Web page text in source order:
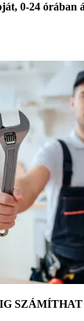
0-24 órában
SZÁMÍTHAT